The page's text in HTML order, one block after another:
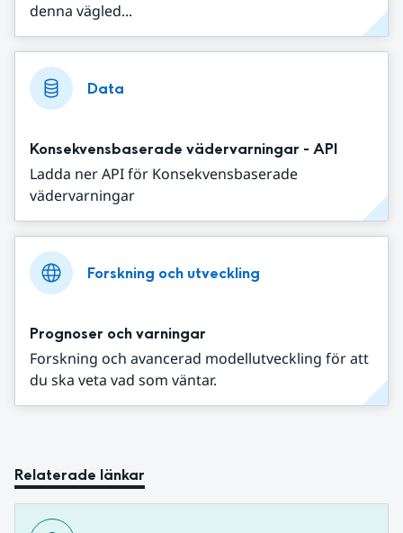
denna vägled...
Data
Konsekvensbaserade vädervarningar - API
Ladda ner API för Konsekvensbaserade
vädervarningar
Forskning och utveckling
Prognoser och varningar
Forskning och avancerad modellutveckling för att
du ska veta vad som väntar.
Relaterade länkar